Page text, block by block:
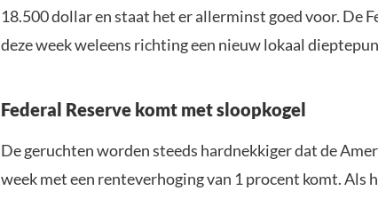
18.500 dollar en staat het er allerminst goed voor. De
deze week weleens richting een nieuw lokaal
Federal Reserve komt met sloopkogel
De geruchten worden steeds hardnekkiger dat de
week met een renteverhoging van 1 procent komt. Als